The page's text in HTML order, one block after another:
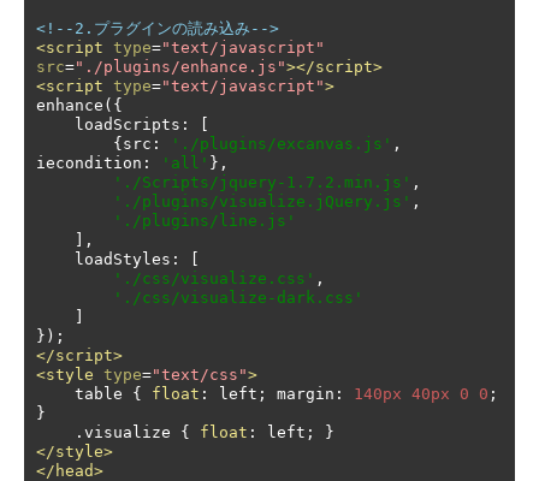
<!--2.プラグインの読み込み-->
<script type="text/javascript"
src="./plugins/enhance.js"></script>
<script type="text/javascript">
enhance ({
    loadScripts
:
[
{src : './plugins/excanvas.js' ,
iecondition : 'all' },
'./Scripts/jquery-1.7.2.min.js' ,
'./plugins/visualize.jQuery.js' ,
'./plugins/line.js'
],
    loadStyles
:
[
'./css/visualize.css' ,
'./css/visualize-dark.css'
]
});
</script>
<style type="text/css">
    table
{ float : left ; margin : 140px 40px 0 0 ;
}
. visualize { float : left ;
}
</style>
</head>